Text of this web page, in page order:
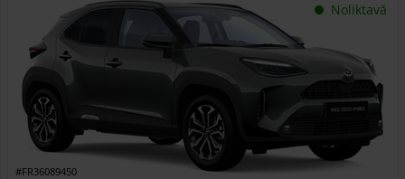
Noliktavā
#FR36089450